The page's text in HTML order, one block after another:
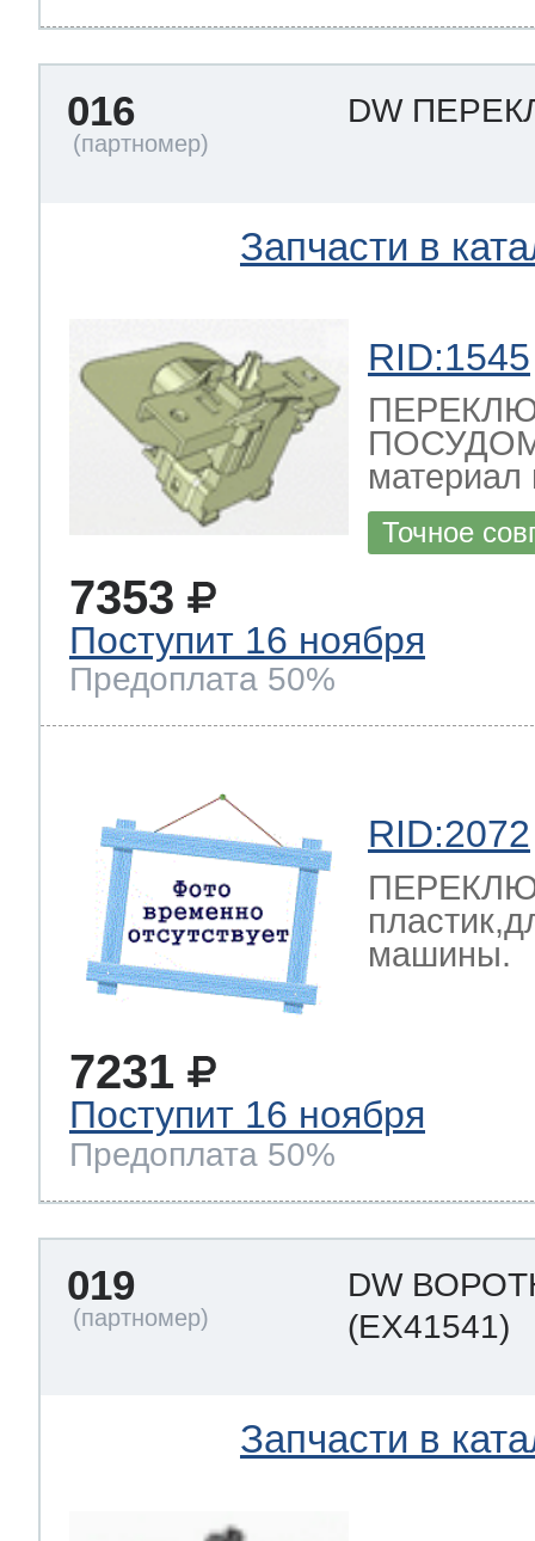
016 DW
Запчасти в
RID:1545
материал
Точное
7353
Поступит 16 ноября
Предоплата 50%
RID:2072
машины.
7231
Поступит 16 ноября
Предоплата 50%
019
DW
(EX41541)
Запчасти в